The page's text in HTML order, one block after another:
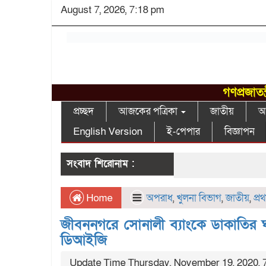
August 7, 2026, 7:18 pm
প্রচ্ছদ আজকের পত্রিকা জাতীয়
English Version
ই-পেপার বিজ্ঞাপন
সংবাদ শিরোনাম :
Home অপরাধ,খুলনা বিভাগ,জাতীয়,
জীবননগরে সোনালী ব্যাংকে
ডিআইজি
Update Time Thursday, November 19, 2020,